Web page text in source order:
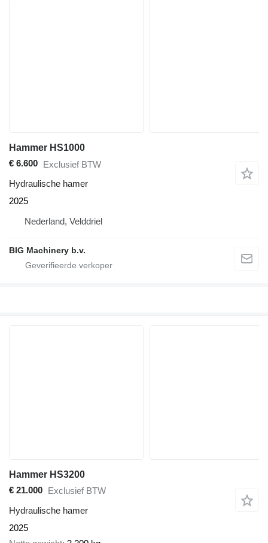
Hammer HS1000
€ 6.600 Exclusief BTW
Hydraulische hamer
2025
Nederland, Velddriel
BIG Machinery b.v.
Hammer HS3200
€ 21.000 Exclusief BTW
Hydraulische hamer
2025